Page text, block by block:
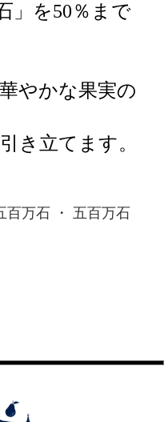
」を50％まで
やかな果実の
き立てます。
百万石 ・ 五百万石